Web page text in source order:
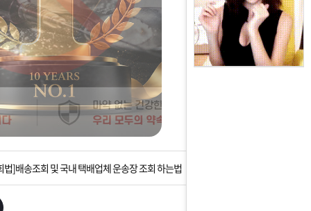
상황을 대비해 꼭 입금후 고객센터 연락바랍니다.
연휴 배송 및 휴무 안내
]배송조회 및 국내 택배업체 운송장 조회 하는법
고객 앱설치 가능합니다.